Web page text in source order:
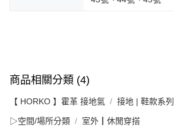
商品相關分類 (4)
【 HORKO 】霍革 接地氣 接地 | 鞋款系列
▷空間/場所分類 室外┃休閒穿搭